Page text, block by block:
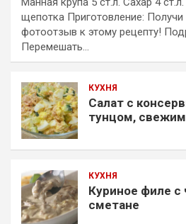
щепотка Приготовление: Получи
фотоотзыв к этому рецепту!
Перемешать…
КУХНЯ
Салат с
тунцом,
КУХНЯ
Куриное филе с
сметане